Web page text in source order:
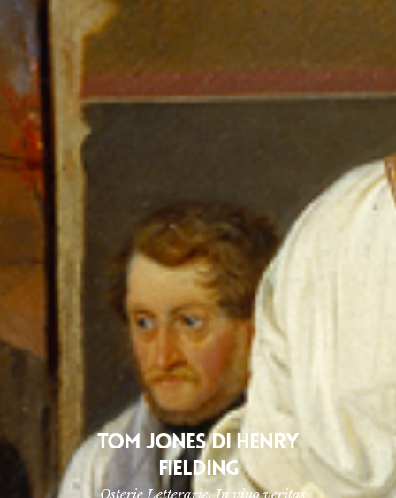
TOM JONES DI HENRY
FIELDING
Osterie Letterarie. In vino veritas